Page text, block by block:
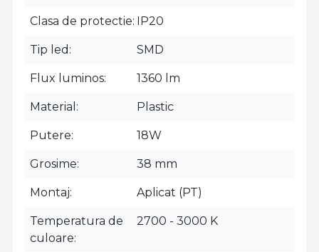
Clasa de protectie IP20
Tip led SMD
Flux luminos 1360 lm
Material Plastic
Putere 18W
Grosime 38 mm
Montaj Aplicat (PT)
Temperatura de
culoare
2700 - 3000 K